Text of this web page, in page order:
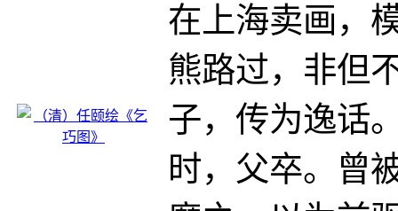
在上海卖画，
熊路过，非但
子，传为逸话
时，父卒。曾